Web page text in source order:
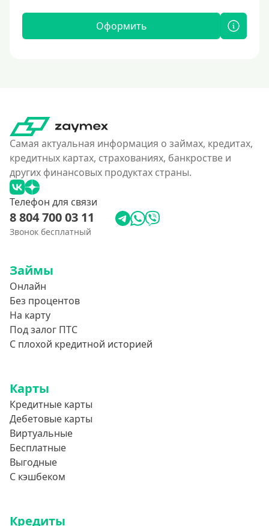
Оформить
Самая актуальная информация о займах, кредитах,
кредитных картах, страхованиях, банкростве и
других финансовых продуктах страны.
Телефон для связи
8 804 700 03 11
Звонок бесплатный
Займы
Онлайн
Без процентов
На карту
Под залог ПТС
С плохой кредитной историей
Карты
Кредитные карты
Дебетовые карты
Виртуальные
Бесплатные
Выгодные
С кэшбеком
Кредиты